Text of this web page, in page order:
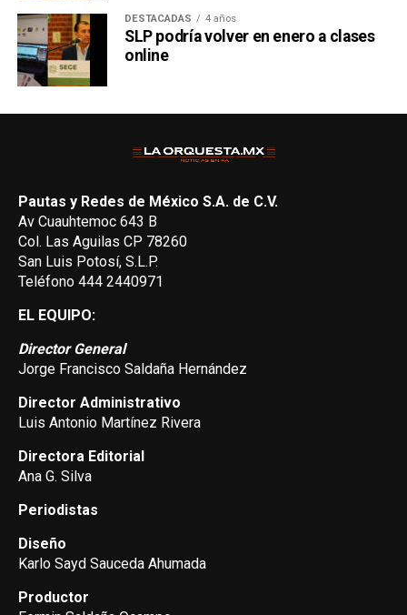
DESTACADAS 4 años
SLP podría volver en enero a clases
online
Pautas y Redes de México S.A. de C.V.
Av Cuauhtemoc 643 B
Col. Las Aguilas CP 78260
San Luis Potosí, S.L.P.
Teléfono 444 2440971
EL EQUIPO:
Director General
Jorge Francisco Saldaña Hernández
Director Administrativo
Luis Antonio Martínez Rivera
Directora Editorial
Ana G. Silva
Periodistas
Diseño
Karlo Sayd Sauceda Ahumada
Productor